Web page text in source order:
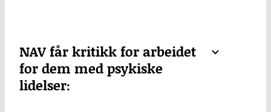
NAV får kritikk for arbeidet
for dem med psykiske
lidelser: